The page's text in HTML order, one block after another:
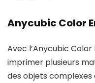
Anycubic Color
Avec l’Anycubic Color
imprimer plusieurs
des objets complexes